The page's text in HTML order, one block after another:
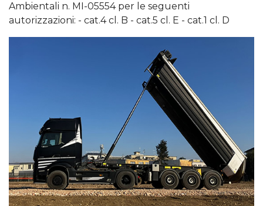
Ambientali n. MI-05554 per le seguenti
autorizzazioni: - cat.4 cl. B - cat.5 cl. E - cat.1 cl. D